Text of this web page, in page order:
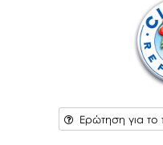
Ερώτηση για το